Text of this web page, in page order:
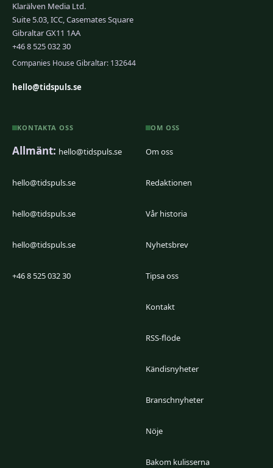
Klarälven Media Ltd.
Suite 5.03, ICC, Casemates Square
Gibraltar GX11 1AA
+46 8 525 032 30
Companies House Gibraltar: 132644
hello@tidspuls.se
KONTAKTA OSS
Allmänt: hello@tidspuls.se
hello@tidspuls.se
hello@tidspuls.se
hello@tidspuls.se
+46 8 525 032 30
OM OSS
Om oss
Redaktionen
Vår historia
Nyhetsbrev
Tipsa oss
Kontakt
RSS-flöde
Kändisnyheter
Branschnyheter
Nöje
Bakom kulisserna